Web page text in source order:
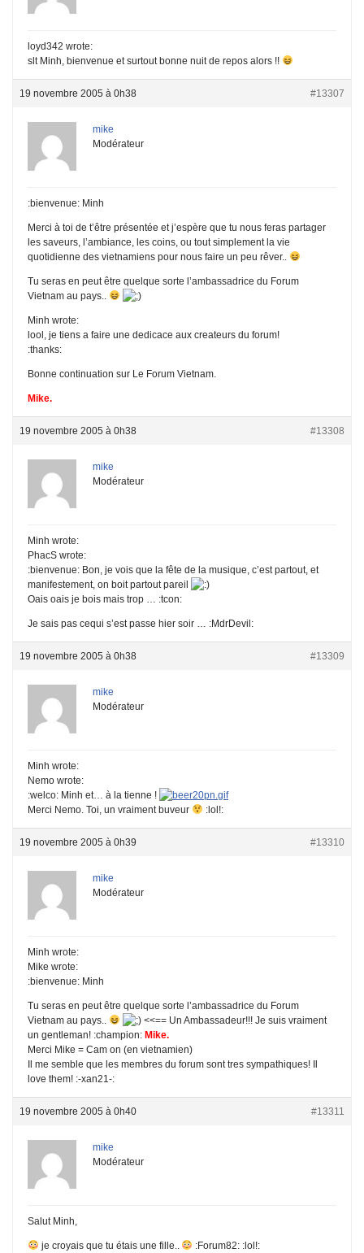
loyd342 wrote:
slt Minh, bienvenue et surtout bonne nuit de repos alors !!
19 novembre 2005 à 0h38 #13307
mike
Modérateur
:bienvenue: Minh
Merci à toi de t’être présentée et j’espère que tu nous feras partager
les saveurs, l’ambiance, les coins, ou tout simplement la vie
quotidienne des vietnamiens pour nous faire un peu rêver..
Tu seras en peut être quelque sorte l’ambassadrice du Forum
Vietnam au pays..
Minh wrote:
lool, je tiens a faire une dedicace aux createurs du forum!
:thanks:
Bonne continuation sur Le Forum Vietnam.
Mike.
19 novembre 2005 à 0h38 #13308
mike
Modérateur
Minh wrote:
PhacS wrote:
:bienvenue: Bon, je vois que la fête de la musique, c’est partout, et
manifestement, on boit partout pareil
Oais oais je bois mais trop … :tcon:
Je sais pas cequi s’est passe hier soir … :MdrDevil:
19 novembre 2005 à 0h38 #13309
mike
Modérateur
Minh wrote:
Nemo wrote:
:welco: Minh et… à la tienne !
Merci Nemo. Toi, un vraiment buveur
:lol!:
19 novembre 2005 à 0h39 #13310
mike
Modérateur
Minh wrote:
Mike wrote:
:bienvenue: Minh
Tu seras en peut être quelque sorte l’ambassadrice du Forum
Vietnam au pays..
<<== Un Ambassadeur!!! Je suis vraiment
un gentleman! :champion: Mike.
Merci Mike = Cam on (en vietnamien)
Il me semble que les membres du forum sont tres sympathiques! Il
love them! :-xan21-:
19 novembre 2005 à 0h40 #13311
mike
Modérateur
Salut Minh,
je croyais que tu étais une fille.. :Forum82: :lol!: